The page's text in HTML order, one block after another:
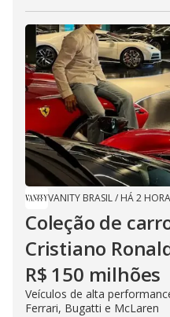
VANITY BRASIL/ HÁ 2
Coleção de
Cristiano
R$ 150 milhões
Veículos de alta
Ferrari, Bugatti e McLaren